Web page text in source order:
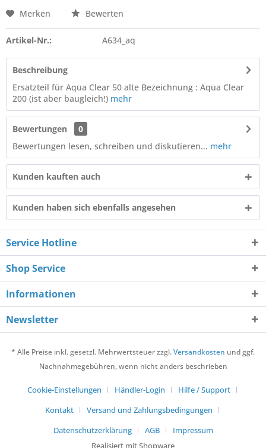
Merken Bewerten
Artikel-Nr.: A634_aq
Beschreibung
Ersatzteil für Aqua Clear 50 alte Bezeichnung : Aqua Clear
200 (ist aber baugleich!) mehr
Bewertungen
0
Bewertungen lesen, schreiben und diskutieren... mehr
Kunden kauften auch
Kunden haben sich ebenfalls angesehen
Service Hotline
Shop Service
Informationen
Newsletter
* Alle Preise inkl. gesetzl. Mehrwertsteuer zzgl.Versandkosten und ggf.
Nachnahmegebühren, wenn nicht anders beschrieben
Cookie-Einstellungen Händler-Login
Hilfe / Support
Kontakt
Versand und Zahlungsbedingungen
Datenschutzerklärung
AGB
Impressum
Realisiert mit Shopware